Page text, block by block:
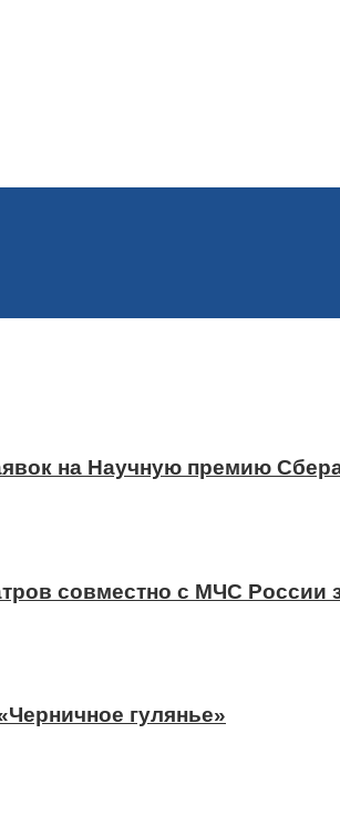
на Научную премию
совместно с МЧС России
гулянье»